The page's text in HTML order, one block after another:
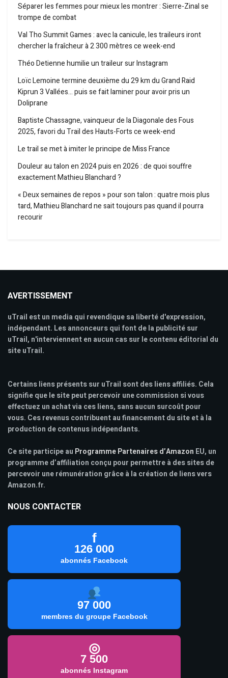
Séparer les femmes pour mieux les montrer : Sierre-Zinal se
trompe de combat
Val Tho Summit Games : avec la canicule, les traileurs iront
chercher la fraîcheur à 2 300 mètres ce week-end
Théo Detienne humilie un traileur sur Instagram
Loïc Lemoine termine deuxième du 29 km du Grand Raid
Kiprun 3 Vallées… puis se fait laminer pour avoir pris un
Doliprane
Baptiste Chassagne, vainqueur de la Diagonale des Fous
2025, favori du Trail des Hauts-Forts ce week-end
Le trail se met à imiter le principe de Miss France
Douleur au talon en 2024 puis en 2026 : de quoi souffre
exactement Mathieu Blanchard ?
« Deux semaines de repos » pour son talon : quatre mois plus
tard, Mathieu Blanchard ne sait toujours pas quand il pourra
recourir
AVERTISSEMENT
uTrail est un media qui revendique sa liberté d'expression,
indépendant. Les annonceurs qui font de la publicité sur
uTrail, n'interviennent en aucun cas sur le contenu éditorial du
site uTrail.
Certains liens présents sur uTrail sont des liens affiliés. Cela
signifie que le site peut percevoir une commission si vous
effectuez un achat via ces liens, sans aucun surcoût pour
vous. Ces revenus contribuent au financement du site et à la
production de contenus indépendants.
Ce site participe au Programme Partenaires d’Amazon EU, un
programme d’affiliation conçu pour permettre à des sites de
percevoir une rémunération grâce à la création de liens vers
Amazon.fr.
NOUS CONTACTER
f
126 000
abonnés Facebook
97 000
membres du groupe Facebook
◎
7 500
abonnés Instagram